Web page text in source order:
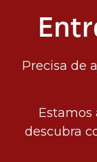
Precisa de
Estamos
descubra